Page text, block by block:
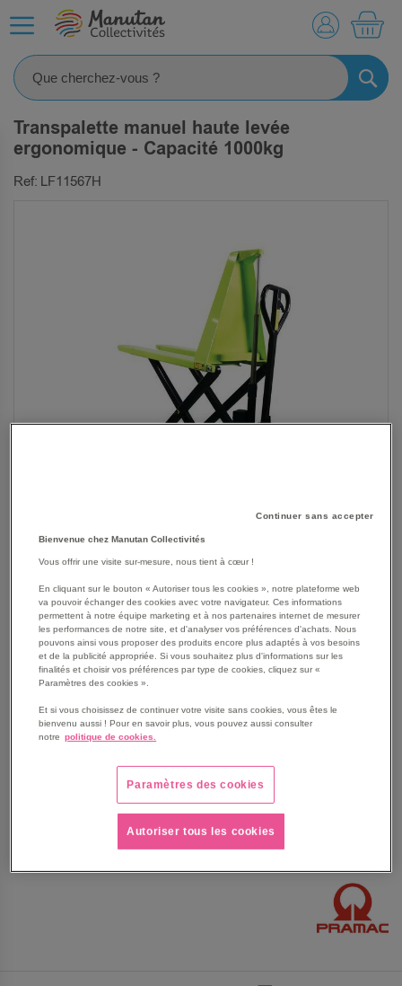
Transpalette manuel haute levée
ergonomique - Capacité 1000kg
Ref: LF11567H
SKIP
Les avantages
Le transpalette manuel haute levée permet de lever
facilement des charges jusqu'à 8 mm.
Une prise en main ergonomique grâce à un timon doté
d'une poignée de commande 3 positions.
effort avec une fonction levée rapide pour les charges
inférieures à 15Kg.
Continuer sans accepter
Bienvenue chez Manutan Collectivités
Vous offrir une visite sur-mesure, nous tient à cœur !
En cliquant sur le bouton « Autoriser tous les cookies », notre plateforme web
va pouvoir échanger des cookies avec votre navigateur. Ces informations
permettent à notre équipe marketing et à nos partenaires internet de mesurer
les performances de notre site, et d'analyser vos préférences d'achats. Nous
pouvons ainsi vous proposer des produits encore plus adaptés à vos besoins
et de la publicité appropriée. Si vous souhaitez plus d'informations sur les
finalités et choisir vos préférences par type de cookies, cliquez sur «
Paramètres des cookies ».
Et si vous choisissez de continuer votre visite sans cookies, vous êtes le
bienvenu aussi ! Pour en savoir plus, vous pouvez aussi consulter
notre politique de cookies.
Paramètres des cookies
Autoriser tous les cookies